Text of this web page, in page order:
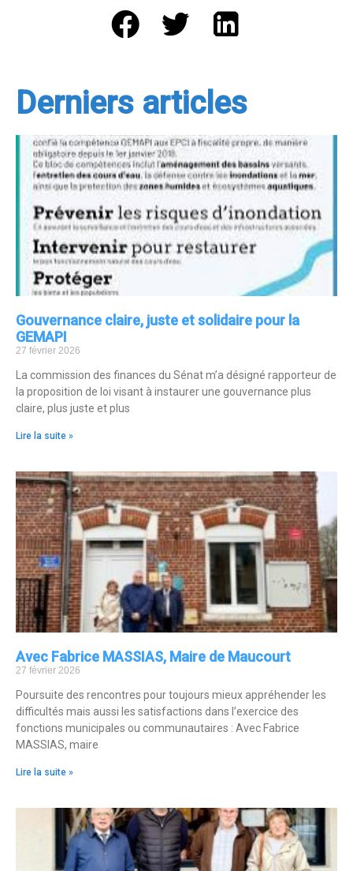
Derniers articles
Gouvernance claire, juste et solidaire pour la
GEMAPI
27 février 2026
La commission des finances du Sénat m’a désigné rapporteur de
la proposition de loi visant à instaurer une gouvernance plus
claire, plus juste et plus
Lire la suite »
Avec Fabrice MASSIAS, Maire de Maucourt
27 février 2026
Poursuite des rencontres pour toujours mieux appréhender les
difficultés mais aussi les satisfactions dans l’exercice des
fonctions municipales ou communautaires : Avec Fabrice
MASSIAS, maire
Lire la suite »